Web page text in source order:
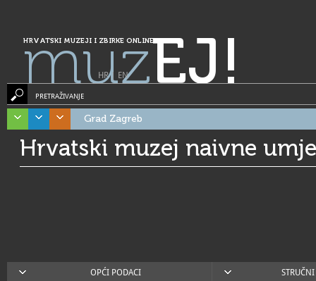
HRVATSKI MUZEJI I ZBIRKE ONLINE
muzEJ!
HR| EN
PRETRAŽIVANJE
Grad Zagreb
Hrvatski muzej naivne
OPĆI PODACI